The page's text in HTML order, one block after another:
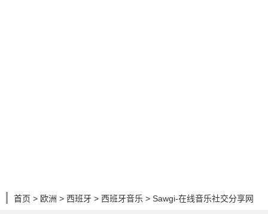
首页 > 欧洲 > 西班牙 > 西班牙音乐 > Sawgi-在线音乐社交分享网